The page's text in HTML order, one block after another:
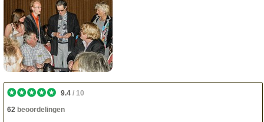
9.4 / 10
62 beoordelingen